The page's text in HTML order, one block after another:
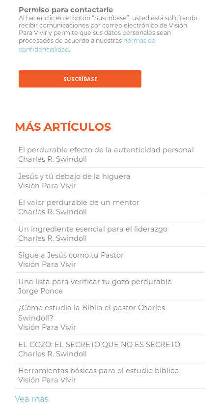
Permiso para contactarle
Al hacer clic en el botón “Suscríbase”, usted está solicitando
recibir comunicaciones por correo electrónico de Visión
Para Vivir y permite que sus datos personales sean
procesados de acuerdo a nuestras normas de
confidencialidad.
MÁS ARTÍCULOS
El perdurable efecto de la autenticidad personal
Charles R. Swindoll
Jesús y tú debajo de la higuera
Visión Para Vivir
El valor perdurable de un mentor
Charles R. Swindoll
Un ingrediente esencial para el liderazgo
Charles R. Swindoll
Sigue a Jesús como tu Pastor
Visión Para Vivir
Una lista para verificar tu gozo perdurable
Jorge Ponce
¿Cómo estudia la Biblia el pastor Charles
Swindoll?
Visión Para Vivir
EL GOZO: EL SECRETO QUE NO ES SECRETO
Charles R. Swindoll
Herramientas básicas para el estudio bíblico
Visión Para Vivir
Vea más